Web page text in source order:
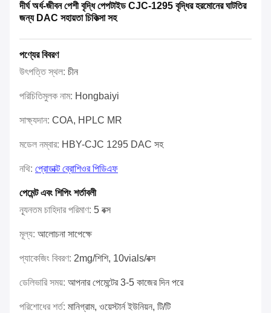
দীর্ঘ অর্ধ-জীবন পেশী বৃদ্ধি পেপটাইড CJC-1295 বৃদ্ধির হরমোনের ঘাটতির
জন্য DAC সহায়তা চিকিত্সা সহ
পণ্যের বিবরণ
উৎপত্তি স্থল: চীন
পরিচিতিমুলক নাম: Hongbaiyi
সাক্ষ্যদান: COA, HPLC MR
মডেল নম্বার: HBY-CJC 1295 DAC সহ
নথি: প্রোডাক্ট ব্রোশিওর পিডিএফ
পেমেন্ট এবং শিপিং শর্তাবলী
ন্যূনতম চাহিদার পরিমাণ: 5 বক্স
মূল্য: আলোচনা সাপেক্ষে
প্যাকেজিং বিবরণ: 2mg/শিশি, 10vials/বক্স
ডেলিভারি সময়: আপনার পেমেন্টের 3-5 কাজের দিন পরে
পরিশোধের শর্ত: মানিগ্রাম, ওয়েস্টার্ন ইউনিয়ন, টি/টি